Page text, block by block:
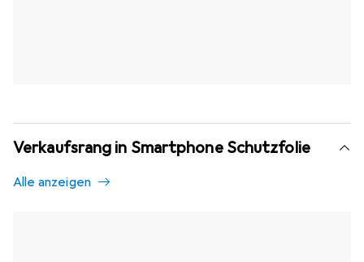
Verkaufsrang in Smartphone Schutzfolie
Alle anzeigen